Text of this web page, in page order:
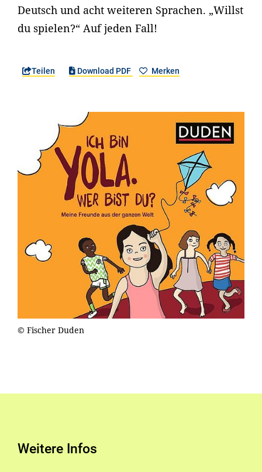
Deutsch und acht weiteren Sprachen. „Willst
du spielen?“ Auf jeden Fall!
Teilen Download PDF Merken
© Fischer Duden
Weitere Infos